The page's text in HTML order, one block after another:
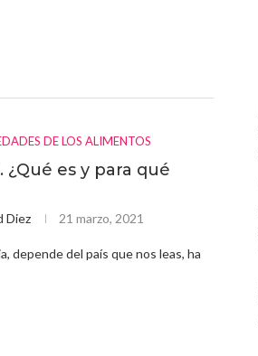
DE LOS ALIMENTOS
¿Qué es y para qué
Diez 21 marzo, 2021
depende del país que nos leas, ha